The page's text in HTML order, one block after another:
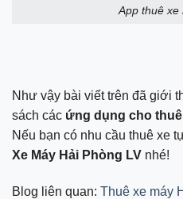
App thuê xe
Như vậy bài viết trên đã giới
sách các ứng dụng cho
Nếu bạn có nhu cầu thuê xe
Xe Máy Hải Phòng LV nhé!
Blog liên quan: Thuê xe máy